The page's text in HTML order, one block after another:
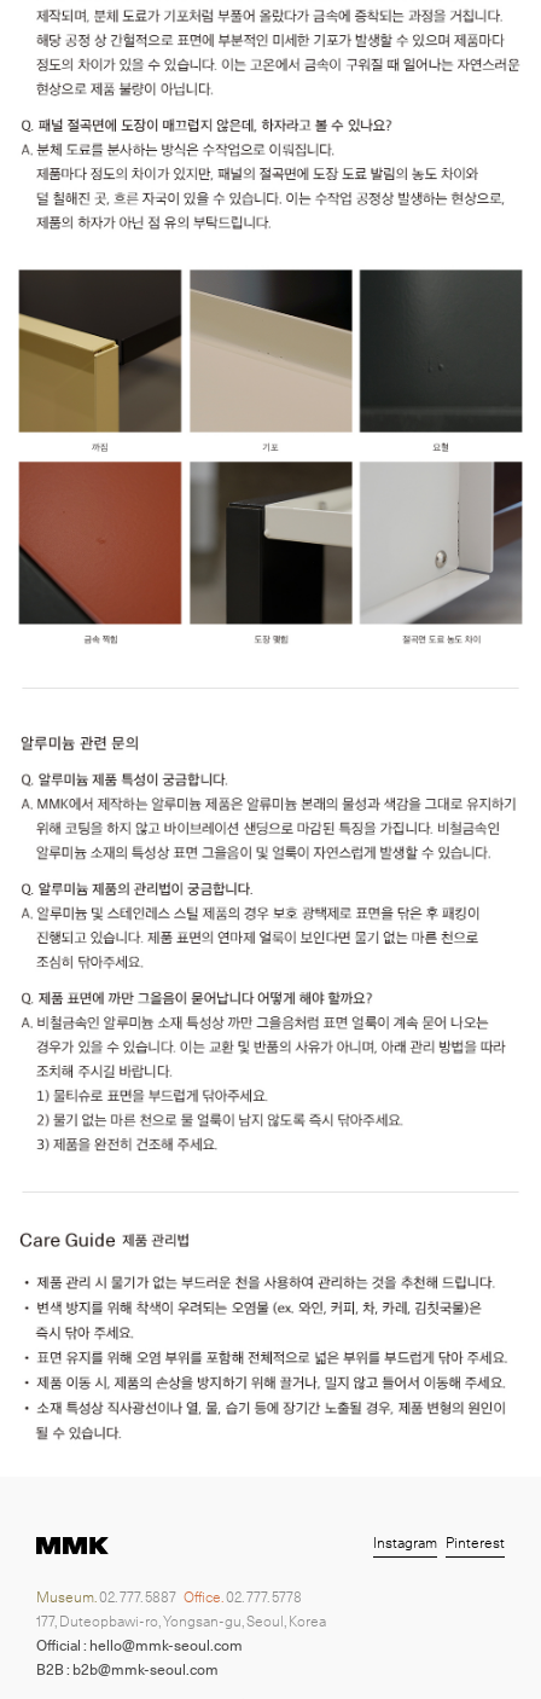
Museum.02. 777. 5887 Office.02. 777. 5778
177, Duteopbawi-ro, Yongsan-gu, Seoul, Korea
Official : hello@mmk-seoul.com
B2B : b2b@mmk-seoul.com
Instagram Pinterest